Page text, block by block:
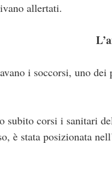
allertati.
i soccorsi, uno
subito corsi i sanitari
è stata posizionata